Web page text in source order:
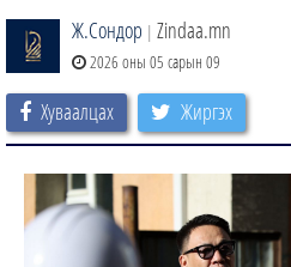
Ж.Сондор | Zindaa.mn
2026 оны 05 сарын 09
Хуваалцах Жиргэх